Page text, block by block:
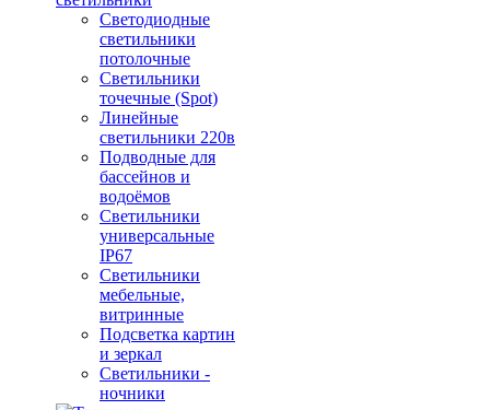
Светодиодные
светильники
потолочные
Светильники
точечные (Spot)
Линейные
светильники 220в
Подводные для
бассейнов и
водоёмов
Светильники
универсальные
IP67
Светильники
мебельные,
витринные
Подсветка картин
и зеркал
Светильники -
ночники